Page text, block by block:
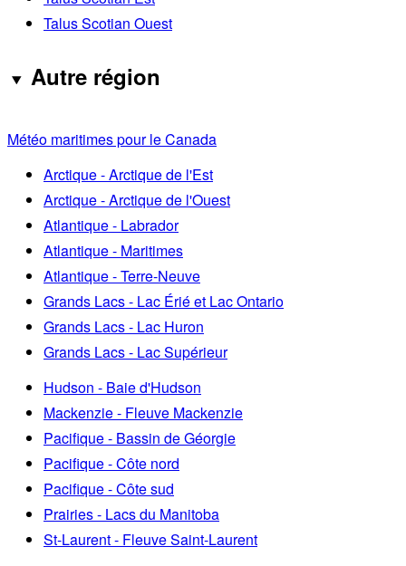
Talus Scotian Ouest
Autre région
Météo maritimes pour le Canada
Arctique - Arctique de l'Est
Arctique - Arctique de l'Ouest
Atlantique - Labrador
Atlantique - Maritimes
Atlantique - Terre-Neuve
Grands Lacs - Lac Érié et Lac Ontario
Grands Lacs - Lac Huron
Grands Lacs - Lac Supérieur
Hudson - Baie d'Hudson
Mackenzie - Fleuve Mackenzie
Pacifique - Bassin de Géorgie
Pacifique - Côte nord
Pacifique - Côte sud
Prairies - Lacs du Manitoba
St-Laurent - Fleuve Saint-Laurent